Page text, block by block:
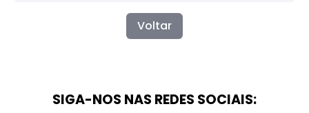
Voltar
SIGA-NOS NAS REDES SOCIAIS: